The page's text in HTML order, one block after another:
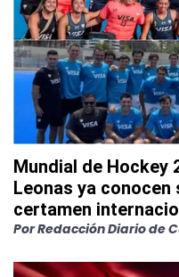
Mundial de Hockey
Leonas ya conocen
certamen
PorRedacción Diario de